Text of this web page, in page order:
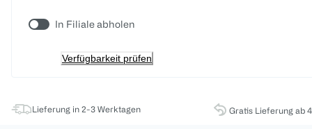
In Filiale abholen
Verfügbarkeit prüfen
Lieferung in 2-3 Werktagen Gratis Lieferung ab